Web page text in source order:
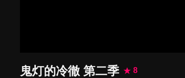
鬼灯的冷徹 第二季
8